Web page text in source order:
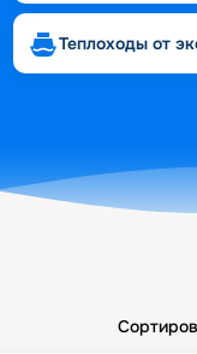
Теплоходы от